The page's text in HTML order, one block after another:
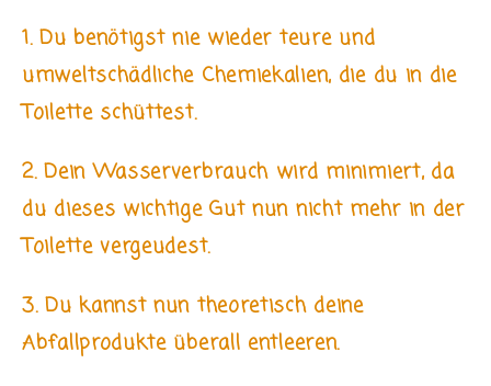
1. Du benötigst nie wieder teure und
umweltschädliche Chemiekalien, die du in die
Toilette schüttest.
2. Dein Wasserverbrauch wird minimiert, da
du dieses wichtige Gut nun nicht mehr in der
Toilette vergeudest.
3. Du kannst nun theoretisch deine
Abfallprodukte überall entleeren.